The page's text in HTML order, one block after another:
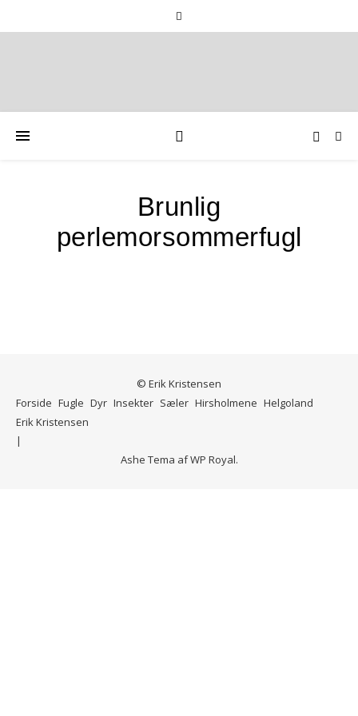
Brunlig
perlemorsommerfugl
© Erik Kristensen
Forside Fugle Dyr Insekter Sæler Hirsholmene Helgoland
Erik Kristensen
Ashe Tema afWP Royal.